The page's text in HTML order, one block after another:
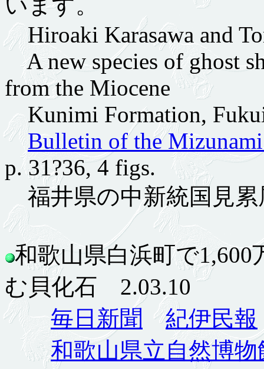
Hiroaki Karasawa and
A new species of ghost
from the Miocene
Kunimi Formation, Fukui
Bulletin of the
p. 31?36, 4 figs.
福井県の中新統国見
和歌山県白浜町で
む貝化石 2.03.10
毎日新聞
紀伊民報
和歌山県立自然博物